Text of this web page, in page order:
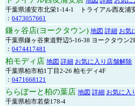
千葉県浦安市北栄1-14-1 トライアル西友浦
： 0473057661
鎌ヶ谷店(ヨークタウン) 地図 詳細 お気
千葉県鎌ヶ谷東道野辺5-16-38 ヨークタウン
： 0474417481
柏モディ店 地図 詳細 お気に入り店舗解除
千葉県柏市柏1丁目2-26 柏モディ4F
： 0471668121
ららぽーと柏の葉店 地図 詳細 お気に入
千葉県柏市若柴178-4